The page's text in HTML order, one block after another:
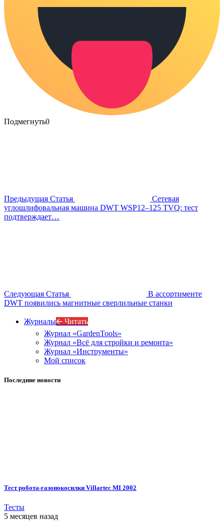
Подмегнуть0
Предыдущая Статья
Сетевая
углошлифовальная машина DWT WSP12–125 TVQ: тест
подтверждает…
Следующая Статья
В ассортименте
DWT появились магнитные сверлильные станки
Журналы🡨 Читать
Журнал «GardenTools»
Журнал «Всё для стройки и ремонта»
Журнал «Инструменты»
Мой список
Последние новости
Тест робота-газонокосилки Villartec MI 2002
Тесты
5 месяцев назад